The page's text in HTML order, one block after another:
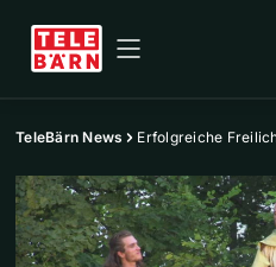
TeleBärn News Erfolgreiche